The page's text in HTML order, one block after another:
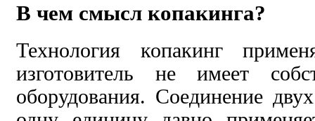
В чем смысл копакинга?
Технология копакинг
изготовитель не имеет
оборудования. Соединение